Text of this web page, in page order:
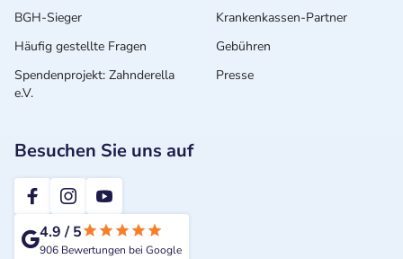
BGH-Sieger
Krankenkassen-Partner
Häufig gestellte Fragen
Gebühren
Spendenprojekt: Zahnderella
e.V.
Presse
Besuchen Sie uns auf
2te-ZahnarztMeinung
4.9/5
906 Bewertungen bei Google